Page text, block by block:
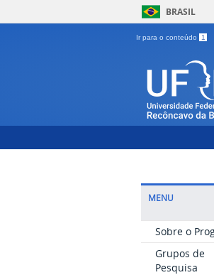
BRASIL
Ir para o conteúdo 1
MENU
Sobre o
Grupos de
Pesquisa